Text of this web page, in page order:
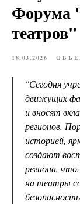
Форума
театров"
18.03.2026
"Сегодня
движущих
и вносят
регионов.
историей,
создают
региона,
на театры